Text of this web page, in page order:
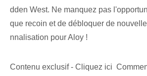
dden West. Ne manquez pas
que recoin et de débloquer de
nnalisation pour Aloy !
Contenu exclusif - Cliquez ici